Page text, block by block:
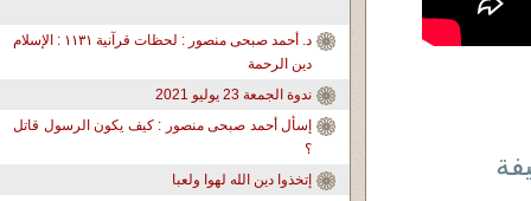
د. أحمد صبحى منصور : لحظات قرآنية ١١٣١ : الإسلام
دين الرحمة
ندوة الجمعة 23 يوليو 2021
إسأل أحمد صبحى منصور : كيف يكون الرسول قاتل
؟
إتخذوا دين الله لهوا ولعبا